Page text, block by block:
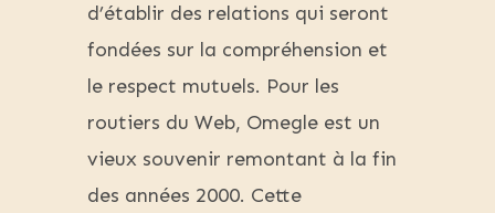
d’établir des relations qui seront
fondées sur la compréhension et
le respect mutuels. Pour les
routiers du Web, Omegle est un
vieux souvenir remontant à la fin
des années 2000. Cette